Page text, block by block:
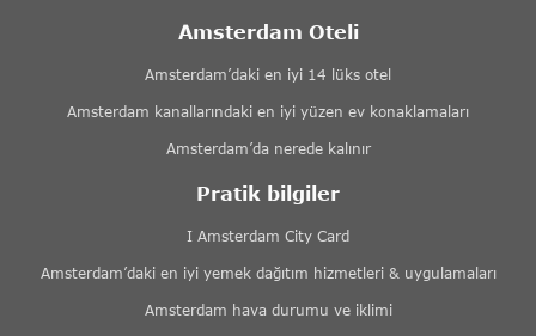
Amsterdam Oteli
Amsterdam’daki en iyi 14 lüks otel
Amsterdam kanallarındaki en iyi yüzen ev konaklamaları
Amsterdam’da nerede kalınır
Pratik bilgiler
I Amsterdam City Card
Amsterdam’daki en iyi yemek dağıtım hizmetleri & uygulamaları
Amsterdam hava durumu ve iklimi